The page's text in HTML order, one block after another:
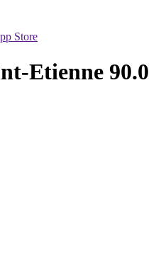
Store
Etienne 90.0